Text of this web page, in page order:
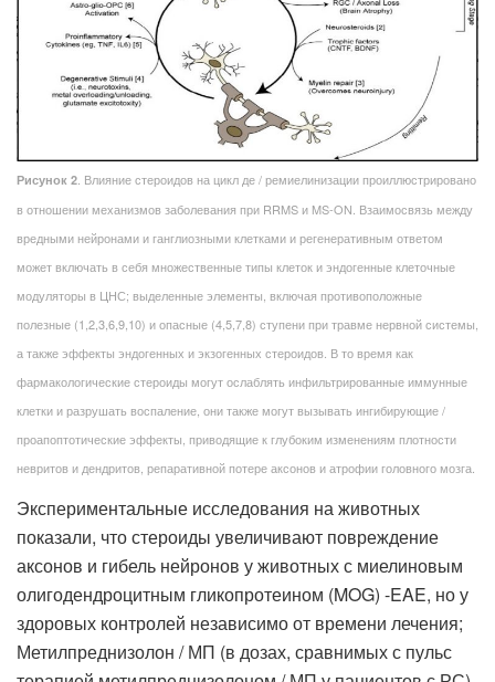
Рисунок 2 . Влияние стероидов на цикл де / ремиелинизации проиллюстрировано
в отношении механизмов заболевания при RRMS и MS-ON. Взаимосвязь между
вредными нейронами и ганглиозными клетками и регенеративным ответом
может включать в себя множественные типы клеток и эндогенные клеточные
модуляторы в ЦНС; выделенные элементы, включая противоположные
полезные (1,2,3,6,9,10) и опасные (4,5,7,8) ступени при травме нервной системы,
а также эффекты эндогенных и экзогенных стероидов. В то время как
фармакологические стероиды могут ослаблять инфильтрированные иммунные
клетки и разрушать воспаление, они также могут вызывать ингибирующие /
проапоптотические эффекты, приводящие к глубоким изменениям плотности
невритов и дендритов, репаративной потере аксонов и атрофии головного мозга.
Экспериментальные исследования на животных
показали, что стероиды увеличивают повреждение
аксонов и гибель нейронов у животных с миелиновым
олигодендроцитным гликопротеином (MOG) -EAE, но у
здоровых контролей независимо от времени лечения;
Метилпреднизолон / МП (в дозах, сравнимых с пульс